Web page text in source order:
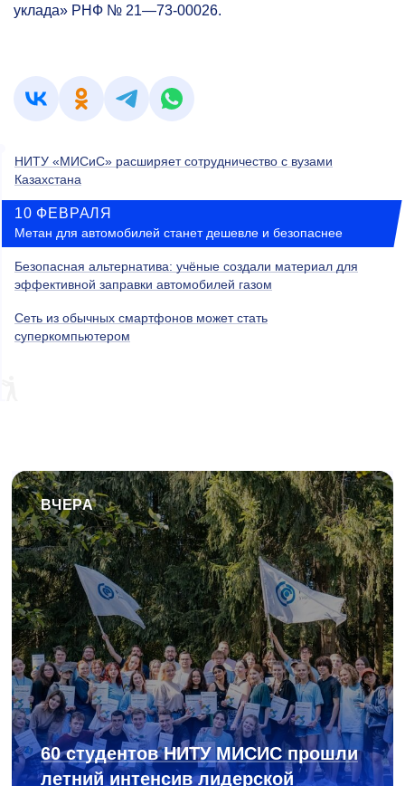
уклада» РНФ № 21—73-00026.
НИТУ «МИСиС» расширяет сотрудничество с вузами
Казахстана
10 ФЕВРАЛЯ
Метан для автомобилей станет дешевле и безопаснее
Безопасная альтернатива: учёные создали материал для
эффективной заправки автомобилей газом
Сеть из обычных смартфонов может стать
суперкомпьютером
ВЧЕРА
60 студентов НИТУ МИСИС прошли
летний интенсив лидерской